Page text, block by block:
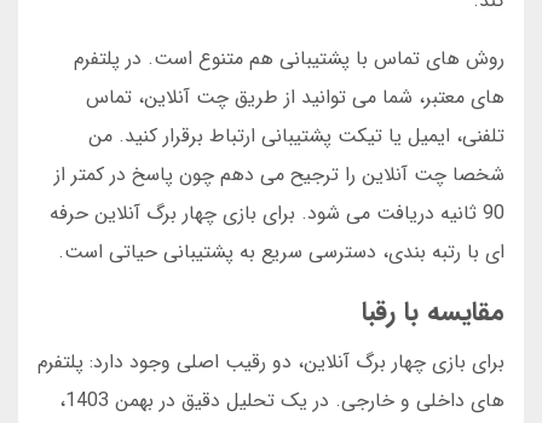
روش های تماس با پشتیبانی هم متنوع است. در پلتفرم
های معتبر، شما می توانید از طریق چت آنلاین، تماس
تلفنی، ایمیل یا تیکت پشتیبانی ارتباط برقرار کنید. من
شخصا چت آنلاین را ترجیح می دهم چون پاسخ در کمتر از
90 ثانیه دریافت می شود. برای بازی چهار برگ آنلاین حرفه
ای با رتبه بندی، دسترسی سریع به پشتیبانی حیاتی است.
مقایسه با رقبا
برای بازی چهار برگ آنلاین، دو رقیب اصلی وجود دارد: پلتفرم
های داخلی و خارجی. در یک تحلیل دقیق در بهمن 1403،